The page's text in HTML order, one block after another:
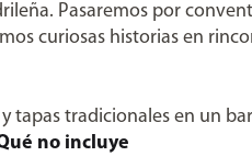
Pasaremos por
curiosas historias en
tradicionales en un
no incluye